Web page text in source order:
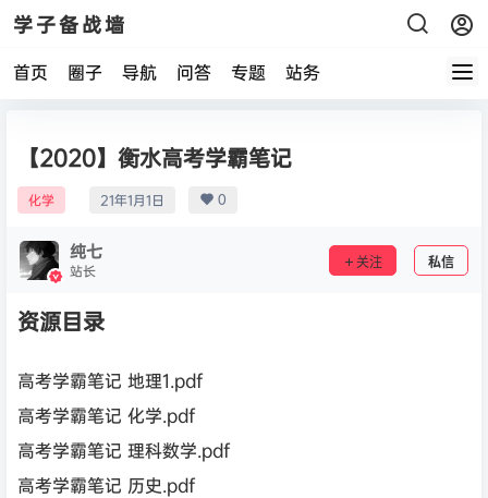
学子备战墙
首页 圈子 导航 问答 专题 站务
【2020】衡水高考学霸笔记
化学 21年1月1日 0
纯七
站长 关注 私信
资源目录
高考学霸笔记 地理1.pdf
高考学霸笔记 化学.pdf
高考学霸笔记 理科数学.pdf
高考学霸笔记 历史.pdf